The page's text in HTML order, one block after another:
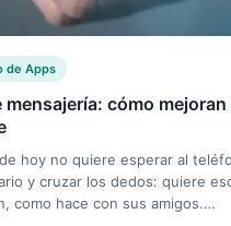
de Apps
mensajería: cómo
hoy no quiere esperar al
y cruzar los dedos: quiere
como hace con sus amigos.…